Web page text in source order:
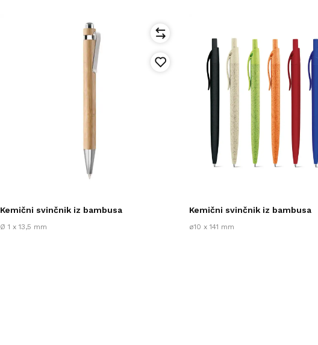
Kemični svinčnik iz bambusa
Ø 1 x 13,5 mm
Kemični svinčnik iz bambusa
ø10 x 141 mm